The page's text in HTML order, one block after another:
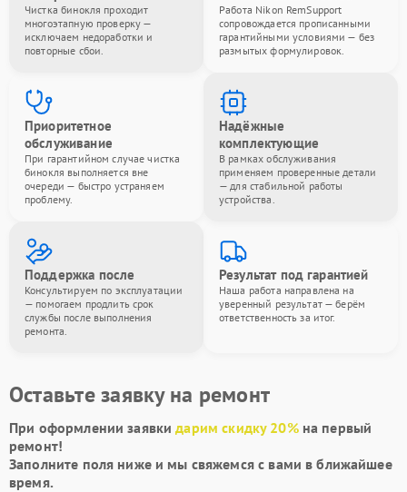
Чистка бинокля проходит
многоэтапную проверку —
исключаем недоработки и
повторные сбои.
Работа Nikon RemSupport
сопровождается прописанными
гарантийными условиями — без
размытых формулировок.
Приоритетное
обслуживание
При гарантийном случае чистка
бинокля выполняется вне
очереди — быстро устраняем
проблему.
Надёжные
комплектующие
В рамках обслуживания
применяем проверенные детали
— для стабильной работы
устройства.
Поддержка после
Консультируем по эксплуатации
— помогаем продлить срок
службы после выполнения
ремонта.
Результат под гарантией
Наша работа направлена на
уверенный результат — берём
ответственность за итог.
Оставьте заявку на ремонт
При оформлении заявкидарим скидку 20%на первый
ремонт!
Заполните поля ниже и мы свяжемся с вами в ближайшее
время.